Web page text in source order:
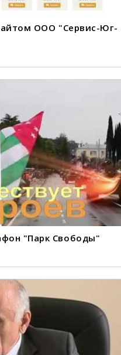
ООО "Сервис-Юг-
"Парк Свободы"